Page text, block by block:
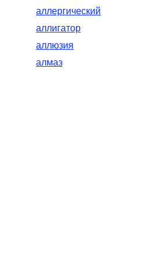
аллергический
аллигатор
аллюзия
алмаз